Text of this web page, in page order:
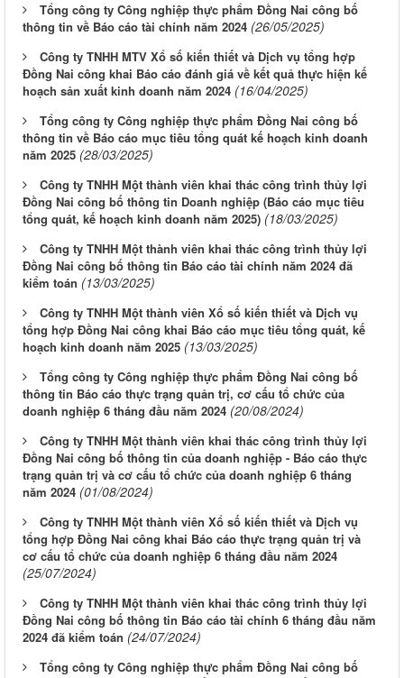
Tổng công ty Công nghiệp thực phẩm Đồng Nai công bố
thông tin về Báo cáo tài chính năm 2024 (26/05/2025)
Công ty TNHH MTV Xổ số kiến thiết và Dịch vụ tổng hợp
Đồng Nai công khai Báo cáo đánh giá về kết quả thực hiện kế
hoạch sản xuất kinh doanh năm 2024 (16/04/2025)
Tổng công ty Công nghiệp thực phẩm Đồng Nai công bố
thông tin về Báo cáo mục tiêu tổng quát kế hoạch kinh doanh
năm 2025 (28/03/2025)
Công ty TNHH Một thành viên khai thác công trình thủy lợi
Đồng Nai công bố thông tin Doanh nghiệp (Báo cáo mục tiêu
tổng quát, kế hoạch kinh doanh năm 2025) (18/03/2025)
Công ty TNHH Một thành viên khai thác công trình thủy lợi
Đồng Nai công bố thông tin Báo cáo tài chính năm 2024 đã
kiểm toán (13/03/2025)
Công ty TNHH Một thành viên Xổ số kiến thiết và Dịch vụ
tổng hợp Đồng Nai công khai Báo cáo mục tiêu tổng quát, kế
hoạch kinh doanh năm 2025 (13/03/2025)
Tổng công ty Công nghiệp thực phẩm Đồng Nai công bố
thông tin Báo cáo thực trạng quản trị, cơ cấu tổ chức của
doanh nghiệp 6 tháng đầu năm 2024 (20/08/2024)
Công ty TNHH Một thành viên khai thác công trình thủy lợi
Đồng Nai công bố thông tin của doanh nghiệp - Báo cáo thực
trạng quản trị và cơ cấu tổ chức của doanh nghiệp 6 tháng
năm 2024 (01/08/2024)
Công ty TNHH Một thành viên Xổ số kiến thiết và Dịch vụ
tổng hợp Đồng Nai công khai Báo cáo thực trạng quản trị và
cơ cấu tổ chức của doanh nghiệp 6 tháng đầu năm 2024
(25/07/2024)
Công ty TNHH Một thành viên khai thác công trình thủy lợi
Đồng Nai công bố thông tin Báo cáo tài chính 6 tháng đầu năm
2024 đã kiểm toán (24/07/2024)
Tổng công ty Công nghiệp thực phẩm Đồng Nai công bố